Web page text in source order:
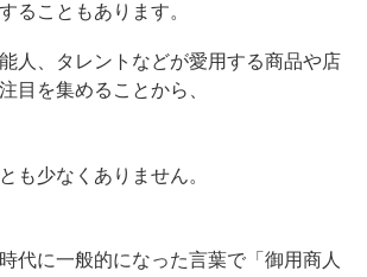
ることもあります。
人、タレントなどが愛用する商品や店
目を集めることから、
も少なくありません。
代に一般的になった言葉で「御用商人